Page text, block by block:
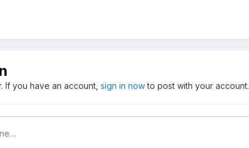
If you have an account, sign in nowto post with your account.